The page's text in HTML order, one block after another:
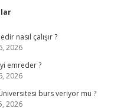
nasıl çalışır ?
2026
emreder ?
2026
burs veriyor mu ?
2026